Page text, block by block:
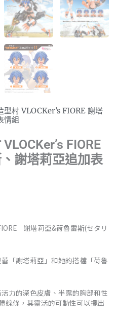
型村 VLOCKer’s FIORE 謝塔
情組
FIORE
謝塔莉亞追加表
：
謝塔莉亞&荷魯雷斯(セタリ
「謝塔莉亞」和她的搭檔「荷魯
力的深色皮膚、半露的胸部和性
線條，其靈活的可動性可以擺出